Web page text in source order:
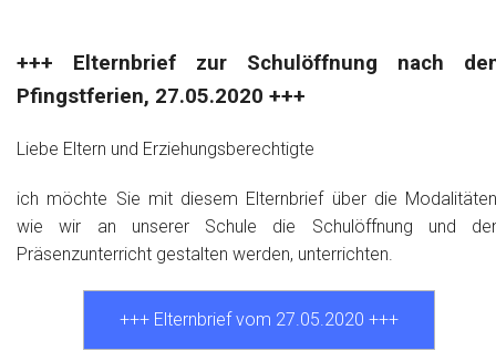
+++ Elternbrief zur Schulöffnung nach
Pfingstferien, 27.05.2020 +++
Liebe Eltern und Erziehungsberechtigte
ich möchte Sie mit diesem Elternbrief über die
wie wir an unserer Schule die Schulöffnung und
Präsenzunterricht gestalten werden, unterrichten.
+++ Elternbrief vom 27.05.2020 +++